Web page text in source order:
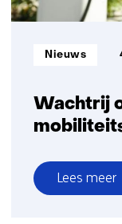
ondiep
Wachtrij
Informatietype:
Nieuws
Lees meer
over